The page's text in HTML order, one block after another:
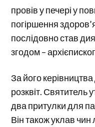
провів у печері у
погіршення
послідовно став
згодом –
За його
розквіт. Святитель
два притулки для
Він також уклав чин